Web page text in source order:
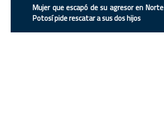
Mujer que escapó de su agresor en Norte
Potosí pide rescatar a sus dos hijos